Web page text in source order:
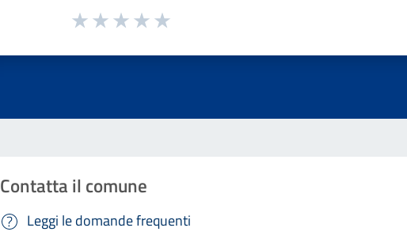
Valuta da 1 a 5 stelle la pagina
Contatta il comune
Leggi le domande frequenti